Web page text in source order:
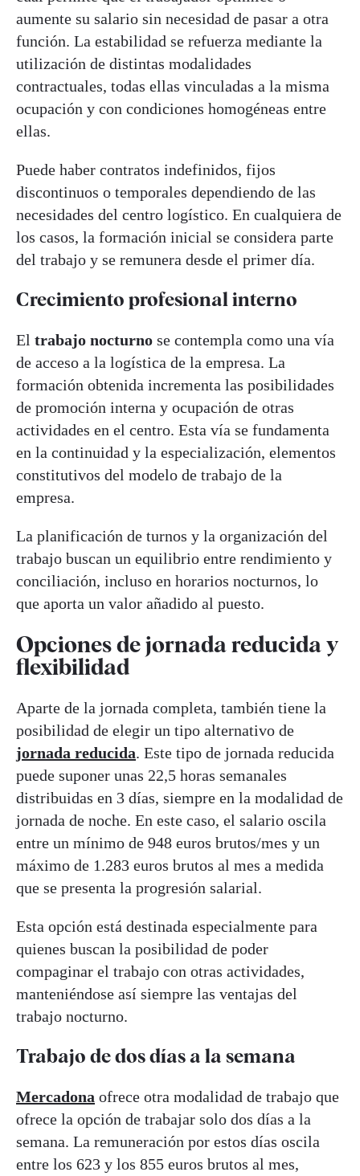
aumente su salario sin necesidad de pasar a otra
función. La estabilidad se refuerza mediante la
utilización de distintas modalidades
contractuales, todas ellas vinculadas a la misma
ocupación y con condiciones homogéneas entre
ellas.
Puede haber contratos indefinidos, fijos
discontinuos o temporales dependiendo de las
necesidades del centro logístico. En cualquiera de
los casos, la formación inicial se considera parte
del trabajo y se remunera desde el primer día.
Crecimiento profesional interno
El trabajo nocturno se contempla como una vía
de acceso a la logística de la empresa. La
formación obtenida incrementa las posibilidades
de promoción interna y ocupación de otras
actividades en el centro. Esta vía se fundamenta
en la continuidad y la especialización, elementos
constitutivos del modelo de trabajo de la
empresa.
La planificación de turnos y la organización del
trabajo buscan un equilibrio entre rendimiento y
conciliación, incluso en horarios nocturnos, lo
que aporta un valor añadido al puesto.
Opciones de jornada reducida y
flexibilidad
Aparte de la jornada completa, también tiene la
posibilidad de elegir un tipo alternativo de
jornada reducida. Este tipo de jornada reducida
puede suponer unas 22,5 horas semanales
distribuidas en 3 días, siempre en la modalidad de
jornada de noche. En este caso, el salario oscila
entre un mínimo de 948 euros brutos/mes y un
máximo de 1.283 euros brutos al mes a medida
que se presenta la progresión salarial.
Esta opción está destinada especialmente para
quienes buscan la posibilidad de poder
compaginar el trabajo con otras actividades,
manteniéndose así siempre las ventajas del
trabajo nocturno.
Trabajo de dos días a la semana
Mercadona ofrece otra modalidad de trabajo que
ofrece la opción de trabajar solo dos días a la
semana. La remuneración por estos días oscila
entre los 623 y los 855 euros brutos al mes,